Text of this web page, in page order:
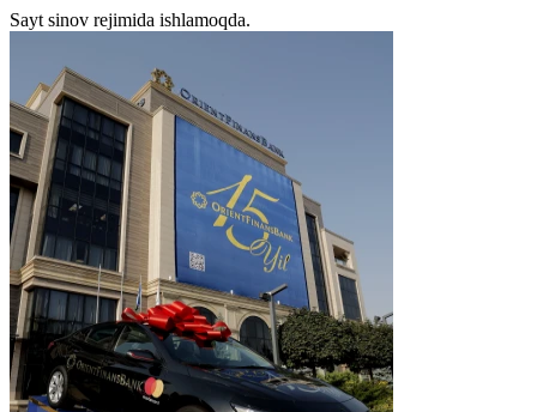
Sayt sinov rejimida ishlamoqda.